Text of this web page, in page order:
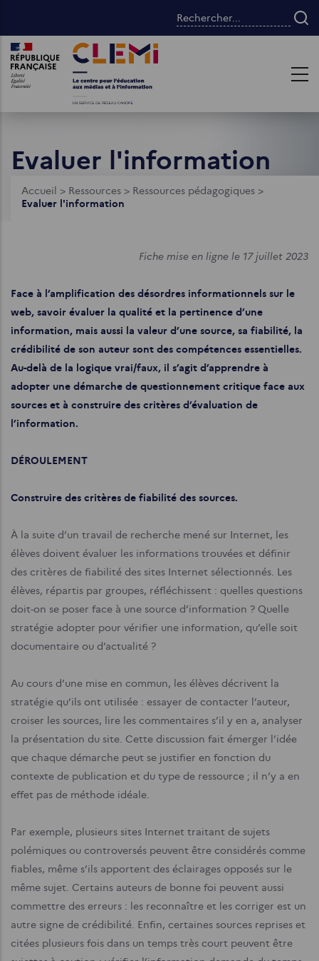
contenu
principal
Rechercher...
Images Images
Evaluer l'information
Fil
Accueil > Ressources > Ressources pédagogiques >
Evaluer l'information
Fiche mise en ligne le 17 juillet 2023
Face à l’amplification des désordres informationnels sur le
web, savoir évaluer la qualité et la pertinence d’une
information, mais aussi la valeur d’une source, sa fiabilité, la
crédibilité de son auteur sont des compétences essentielles.
Au-delà de la logique vrai/faux, il s’agit d’apprendre à
adopter une démarche de questionnement critique face aux
sources et à construire des critères d’évaluation de
l’information.
DÉROULEMENT
Construire des critères de fiabilité des sources.
À la suite d’un travail de recherche mené sur Internet, les
élèves doivent évaluer les informations trouvées et définir
des critères de fiabilité des sites Internet sélectionnés. Les
élèves, répartis par groupes, réfléchissent : quelles questions
doit-on se poser face à une source d’information ? Quelle
stratégie adopter pour vérifier une information, qu’elle soit
documentaire ou d’actualité ?
Au cours d’une mise en commun, les élèves décrivent la
stratégie qu’ils ont utilisée : essayer de contacter l’auteur,
croiser les sources, lire les commentaires s’il y en a, analyser
la présentation du site. Cette discussion fait émerger l’idée
que chaque démarche peut se justifier en fonction du
contexte de publication et du type de ressource ; il n’y a en
effet pas de méthode idéale.
Par exemple, plusieurs sites Internet traitant de sujets
polémiques ou controversés peuvent être considérés comme
fiables, même s’ils apportent des éclairages opposés sur le
même sujet. Certains auteurs de bonne foi peuvent aussi
commettre des erreurs : les reconnaître et les corriger est un
autre signe de crédibilité. Enfin, certaines sources reprises et
citées plusieurs fois dans un temps très court peuvent être